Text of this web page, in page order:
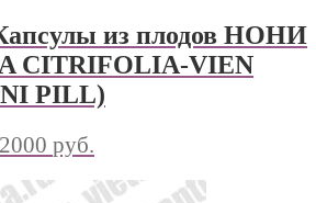
из плодов НОНИ
CITRIFOLIA-VIEN
PILL)
2000 руб.